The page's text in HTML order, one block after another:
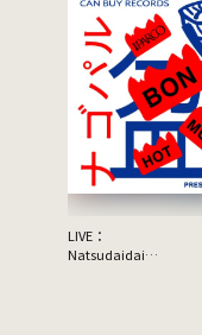
LIVE：
Natsudaidai